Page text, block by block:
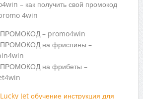
– как получить свой промокод
4win
ПРОМОКОД – promo4win
ПРОМОКОД на фриспины –
ПРОМОКОД на фрибеты –
Jet обучение инструкция для